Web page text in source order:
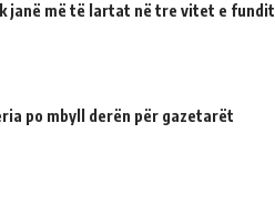
janë më të lartat në tre vitet e fundit
po mbyll derën për gazetarët